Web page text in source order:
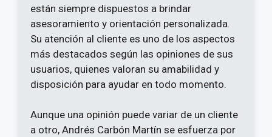
están siempre dispuestos a brindar
asesoramiento y orientación personalizada.
Su atención al cliente es uno de los aspectos
más destacados según las opiniones de sus
usuarios, quienes valoran su amabilidad y
disposición para ayudar en todo momento.
Aunque una opinión puede variar de un cliente
a otro, Andrés Carbón Martín se esfuerza por